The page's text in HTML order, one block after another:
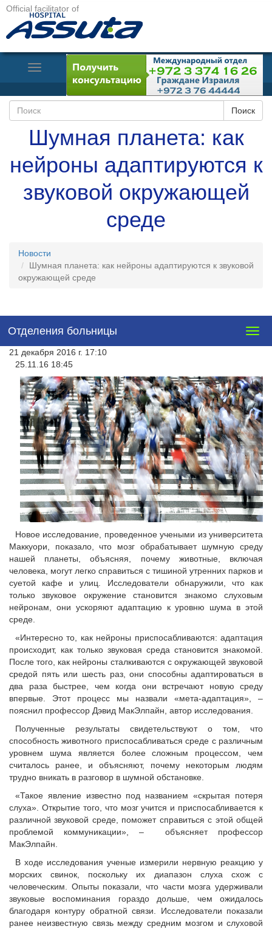
Official facilitator of
Toggle
Navigation
Шумная планета: как
нейроны адаптируются к
звуковой окружающей
среде
Новости
Шумная планета: как нейроны адаптируются к звуковой
окружающей среде
Отделения больницы
21 декабря 2016 г. 17:10
25.11.16 18:45
Новое исследование, проведенное учеными из университета
Маккуори, показало, что мозг обрабатывает шумную среду
нашей планеты, объясняя, почему животные, включая
человека, могут легко справиться с тишиной утренних парков и
суетой кафе и улиц. Исследователи обнаружили, что как
только звуковое окружение становится знакомо слуховым
нейронам, они ускоряют адаптацию к уровню шума в этой
среде.
«Интересно то, как нейроны приспосабливаются: адаптация
происходит, как только звуковая среда становится знакомой.
После того, как нейроны сталкиваются с окружающей звуковой
средой пять или шесть раз, они способны адаптироваться в
два раза быстрее, чем когда они встречают новую среду
впервые. Этот процесс мы назвали «мета-адаптация», –
пояснил профессор Дэвид МакЭлпайн, автор исследования.
Полученные результаты свидетельствуют о том, что
способность животного приспосабливаться среде с различным
уровнем шума является более сложным процессом, чем
считалось ранее, и объясняют, почему некоторым людям
трудно вникать в разговор в шумной обстановке.
«Такое явление известно под названием «скрытая потеря
слуха». Открытие того, что мозг учится и приспосабливается к
различной звуковой среде, поможет справиться с этой общей
проблемой коммуникации», – объясняет профессор
МакЭлпайн.
В ходе исследования ученые измерили нервную реакцию у
морских свинок, поскольку их диапазон слуха схож с
человеческим. Опыты показали, что части мозга удерживали
звуковые воспоминания гораздо дольше, чем ожидалось
благодаря контуру обратной связи. Исследователи показали
ранее неизвестную связь между средним мозгом и слуховой